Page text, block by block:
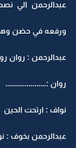
عبدالرحمن الي
ورفعه في حضن
عبدالرحمن : روان
روان :.....................
نواف : ارتحت الحين
عبدالرحمن بخوف :